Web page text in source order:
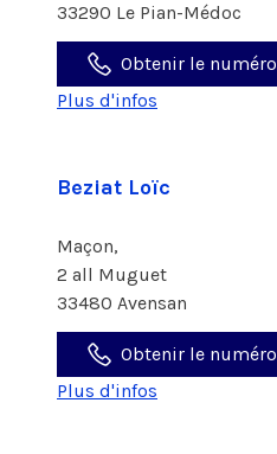
33290 Le Pian-Médoc
Obtenir le numéro
Plus d'infos
Beziat Loïc
Maçon,
2 all Muguet
33480 Avensan
Obtenir le numéro
Plus d'infos